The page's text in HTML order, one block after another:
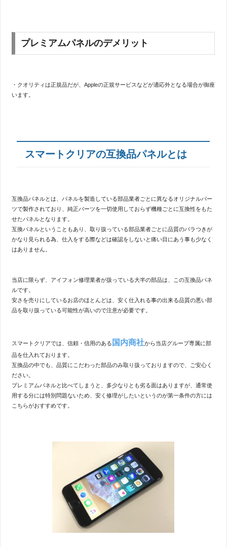
プレミアムパネルのデメリット
・クオリティは正規品だが、Appleの正規サービスなどが適応外となる場合が御座
います。
スマートクリアの互換品パネルとは
互換品パネルとは、パネルを製造している部品業者ごとに異なるオリジナルパー
ツで製作されており、純正パーツを一切使用しておらず機種ごとに互換性をもた
せたパネルとなります。
互換パネルということもあり、取り扱っている部品業者ごとに品質のバラつきが
かなり見られる為、仕入をする際などは確認をしないと痛い目にあう事も少なく
はありません。
当店に限らず、アイフォン修理業者が扱っている大半の部品は、この互換品パネ
ルです。
安さを売りにしているお店のほとんどは、安く仕入れる事の出来る品質の悪い部
品を取り扱っている可能性が高いので注意が必要です。
スマートクリアでは、信頼・信用のある 国内商社から当店グループ専属に部
品を仕入れております。
互換品の中でも、品質にこだわった部品のみ取り扱っておりますので、ご安心く
ださい。
プレミアムパネルと比べてしまうと、多少なりとも劣る面はありますが、通常使
用する分には特別問題ないため、安く修理がしたいというのが第一条件の方には
こちらがおすすめです。